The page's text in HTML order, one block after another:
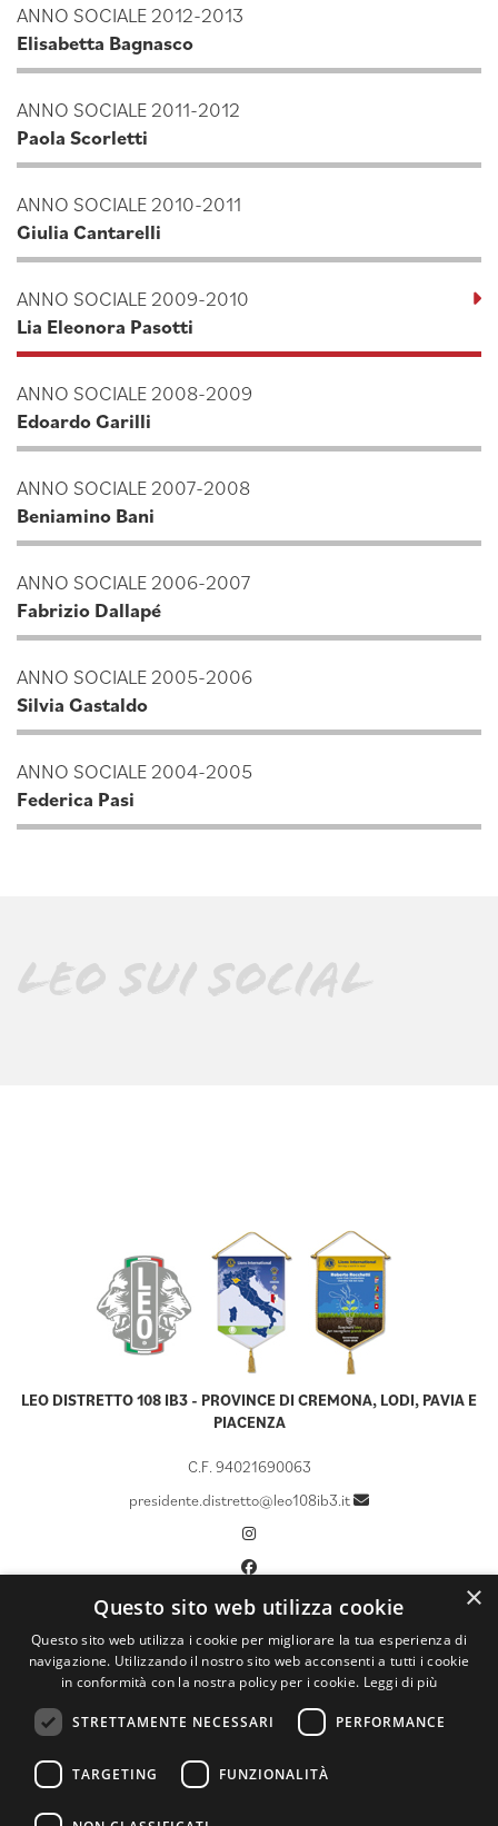
ANNO SOCIALE 2012-2013
Elisabetta Bagnasco
ANNO SOCIALE 2011-2012
Paola Scorletti
ANNO SOCIALE 2010-2011
Giulia Cantarelli
ANNO SOCIALE 2009-2010
Lia Eleonora Pasotti
ANNO SOCIALE 2008-2009
Edoardo Garilli
ANNO SOCIALE 2007-2008
Beniamino Bani
ANNO SOCIALE 2006-2007
Fabrizio Dallapé
ANNO SOCIALE 2005-2006
Silvia Gastaldo
ANNO SOCIALE 2004-2005
Federica Pasi
LEO SUI SOCIAL
LEO DISTRETTO 108 IB3 - PROVINCE DI CREMONA, LODI, PAVIA E
PIACENZA
C.F. 94021690063
presidente.distretto@leo108ib3.it
CHI SIAMO
LCIF
DOCUMENTI
ATTIVITÀ
×
Questo sito web utilizza cookie
Questo sito web utilizza i cookie per migliorare la tua esperienza di
navigazione. Utilizzando il nostro sito web acconsenti a tutti i cookie
in conformità con la nostra policy per i cookie. Leggi di più
STRETTAMENTE NECESSARI PERFORMANCE
TARGETING FUNZIONALITÀ